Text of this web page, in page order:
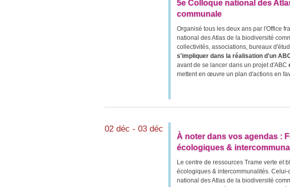
5e Colloque national des
communale
Organisé tous les deux ans par l'Office
national des Atlas de la biodiversité
collectivités, associations, bureaux
s'impliquer dans la réalisation d'un
avant de se lancer dans un projet d'ABC
mettent en œuvre un plan d'actions en
02 déc - 03 déc
À noter dans vos agendas :
écologiques &
Le centre de ressources Trame verte et
écologiques & intercommunalités.
national des Atlas de la biodiversité